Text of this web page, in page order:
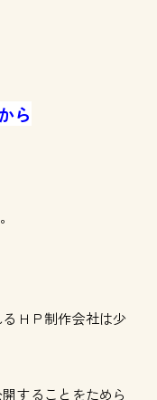
ら
ＨＰ制作会社は少
することをためら